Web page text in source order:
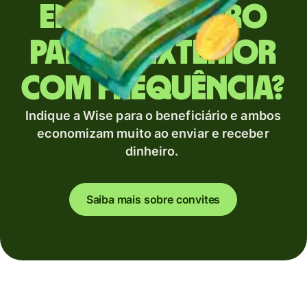
Envia dinheiro
para o exterior
com frequência?
Indique a Wise para o beneficiário e ambos
economizam muito ao enviar e receber
dinheiro.
Saiba mais sobre convites